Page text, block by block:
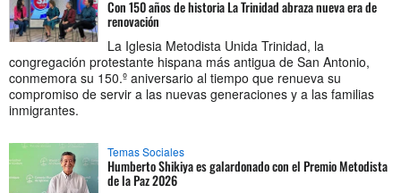
Con 150 años de historia La Trinidad abraza nueva era de
renovación
La Iglesia Metodista Unida Trinidad, la
congregación protestante hispana más antigua de San Antonio,
conmemora su 150.º aniversario al tiempo que renueva su
compromiso de servir a las nuevas generaciones y a las familias
inmigrantes.
Temas Sociales
Humberto Shikiya es galardonado con el Premio Metodista
de la Paz 2026